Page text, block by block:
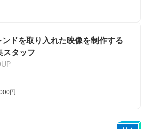
ンドを取り入れた映像を制作する
スタッフ
円